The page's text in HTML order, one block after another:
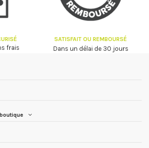
frais
SATISFAIT OU REMBOURSÉ
Dans un délai de 30 jours